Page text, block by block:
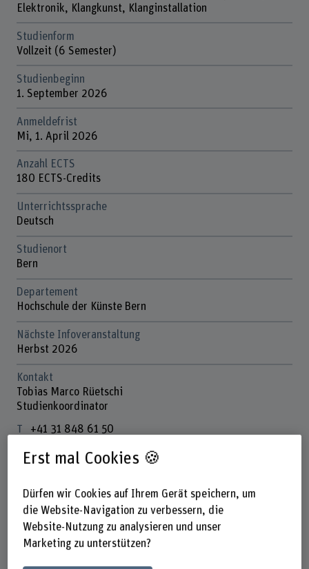
Elektronik, Klangkunst, Klanginstallation
Studienform
Vollzeit (6 Semester)
Studienbeginn
1. September 2026
Anmeldefrist
Mi, 1. April 2026
Anzahl ECTS
180 ECTS-Credits
Unterrichtssprache
Deutsch
Studienort
Bern
Departement
Hochschule der Künste Bern
Nächste Infoveranstaltung
Herbst 2026
Kontakt
Tobias Marco Rüetschi
Studienkoordinator
+41 31 848 61 50
E-Mail anzeigen
Fachbereich Musik
Newsletter Musik abonnieren
Erst mal Cookies 🍪
Dürfen wir Cookies auf Ihrem Gerät speichern, um
die Website-Navigation zu verbessern, die
Website-Nutzung zu analysieren und unser
Marketing zu unterstützen?